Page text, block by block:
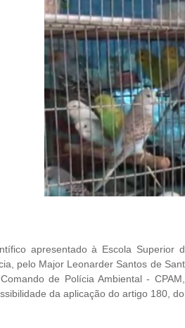
apresentado à Escola Superior
pelo Major Leonarder Santos de
de Polícia Ambiental -
da aplicação do artigo 180,